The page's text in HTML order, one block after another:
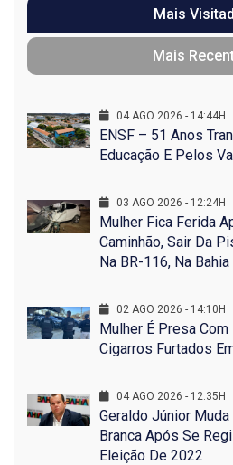
Mais
Mais
04 AGO 2026 - 14:44H
ENSF – 51 Anos
Educação E Pelos
03 AGO 2026 - 12:24H
Mulher Fica Ferida
Caminhão, Sair Da
Na BR-116, Na Bahia
02 AGO 2026 - 14:10H
Mulher É Presa
Cigarros Furtados
04 AGO 2026 - 12:35H
Geraldo Júnior
Branca Após Se
Eleição De 2022